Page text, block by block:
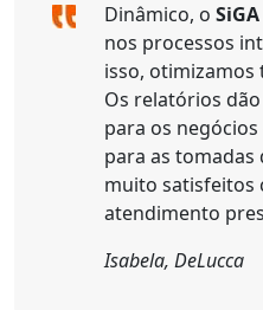
Dinâmico, o SiGA
nos processos
isso, otimizamos
Os relatórios
para os
para as tomadas
muito satisfeitos
atendimento
Isabela, DeLucca